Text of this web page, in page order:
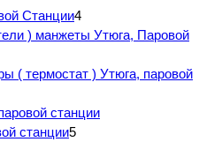
Станции4
) манжеты Утюга, Паровой
( термостат ) Утюга, паровой
станции
станции5